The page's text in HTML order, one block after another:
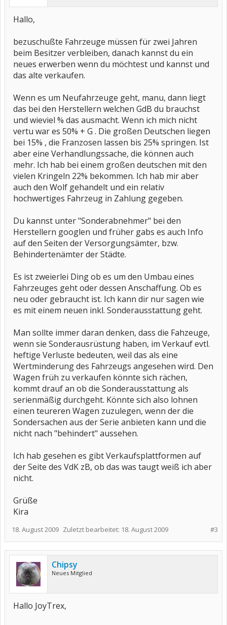
Hallo,
bezuschußte Fahrzeuge müssen für zwei Jahren
beim Besitzer verbleiben, danach kannst du ein
neues erwerben wenn du möchtest und kannst und
das alte verkaufen.
Wenn es um Neufahrzeuge geht, manu, dann liegt
das bei den Herstellern welchen GdB du brauchst
und wieviel % das ausmacht. Wenn ich mich nicht
vertu war es 50% + G . Die großen Deutschen liegen
bei 15% , die Franzosen lassen bis 25% springen. Ist
aber eine Verhandlungssache, die können auch
mehr. Ich hab bei einem großen deutschen mit den
vielen Kringeln 22% bekommen. Ich hab mir aber
auch den Wolf gehandelt und ein relativ
hochwertiges Fahrzeug in Zahlung gegeben.
Du kannst unter "Sonderabnehmer" bei den
Herstellern googlen und früher gabs es auch Info
auf den Seiten der Versorgungsämter, bzw.
Behindertenämter der Städte.
Es ist zweierlei Ding ob es um den Umbau eines
Fahrzeuges geht oder dessen Anschaffung. Ob es
neu oder gebraucht ist. Ich kann dir nur sagen wie
es mit einem neuen inkl. Sonderausstattung geht.
Man sollte immer daran denken, dass die Fahzeuge,
wenn sie Sonderausrüstung haben, im Verkauf evtl.
heftige Verluste bedeuten, weil das als eine
Wertminderung des Fahrzeugs angesehen wird. Den
Wagen früh zu verkaufen könnte sich rächen,
kommt drauf an ob die Sonderausstattung als
serienmäßig durchgeht. Könnte sich also lohnen
einen teureren Wagen zuzulegen, wenn der die
Sondersachen aus der Serie anbieten kann und die
nicht nach "behindert" aussehen.
Ich hab gesehen es gibt Verkaufsplattformen auf
der Seite des VdK zB, ob das was taugt weiß ich aber
nicht.
Grüße
Kira
#3
18. August 2009 Zuletzt bearbeitet: 18. August 2009
Chipsy
Neues Mitglied
Hallo JoyTrex,